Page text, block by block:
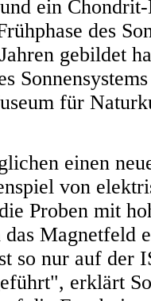
ein
des
gebildet
für
einen
von
Proben mit
Magnetfeld
so nur auf der
erklärt